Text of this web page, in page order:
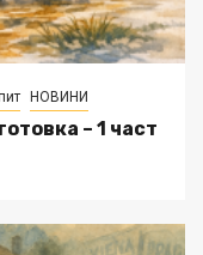
НОВИНИ
– 1 част